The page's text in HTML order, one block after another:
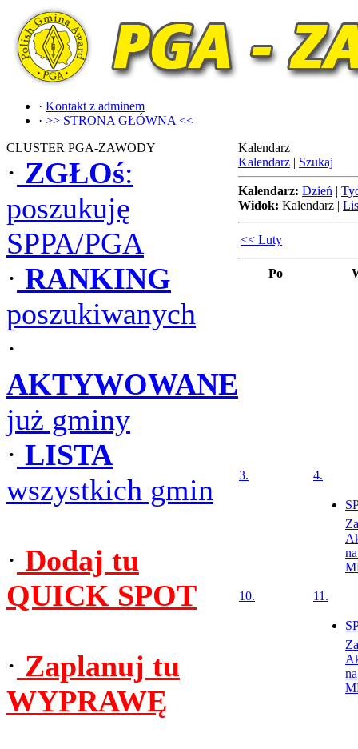
· Kontakt z adminem
· >> STRONA GŁÓWNA <<
CLUSTER PGA-ZAWODY
· ZGŁOś:
poszukuję
SPPA/PGA
· RANKING
poszukiwanych
·
AKTYWOWANE
już gminy
· LISTA
wszystkich gmin
· Dodaj tu
QUICK SPOT
· Zaplanuj tu
WYPRAWĘ
Kalendarz
Kalendarz | Szukaj
Kalendarz: Dzień |
Widok: Kalendarz |
<< Luty
Po
3. 4.
10. 11.